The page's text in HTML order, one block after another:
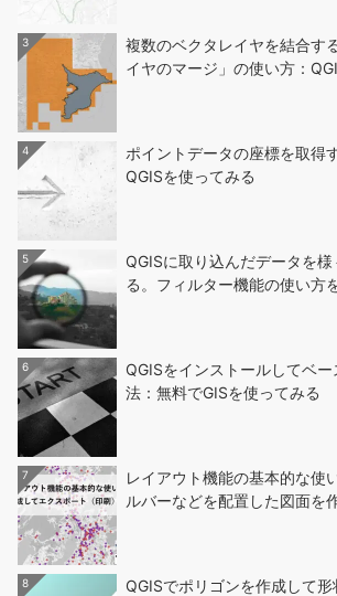
3
複数のベクタレイヤを結合す
イヤのマージ」の使い方：
4
ポイントデータの座標を取得
QGISを使ってみる
5
QGISに取り込んだデータを
る。フィルター機能の使い方
6
QGISをインストールしてベ
法：無料でGISを使ってみる
7
レイアウト機能の基本的な使
ルバーなどを配置した図面を
8
QGISでポリゴンを作成して形